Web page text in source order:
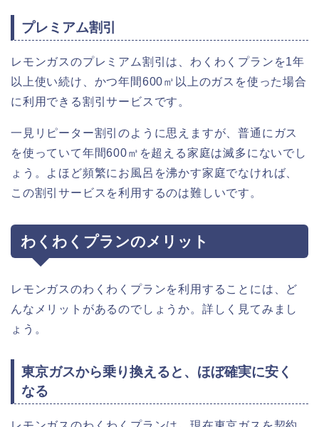
プレミアム割引
レモンガスのプレミアム割引は、わくわくプランを1年
以上使い続け、かつ年間600㎥以上のガスを使った場合
に利用できる割引サービスです。
一見リピーター割引のように思えますが、普通にガス
を使っていて年間600㎥を超える家庭は滅多にないでし
ょう。よほど頻繁にお風呂を沸かす家庭でなければ、
この割引サービスを利用するのは難しいです。
わくわくプランのメリット
レモンガスのわくわくプランを利用することには、ど
んなメリットがあるのでしょうか。詳しく見てみまし
ょう。
東京ガスから乗り換えると、ほぼ確実に安く
なる